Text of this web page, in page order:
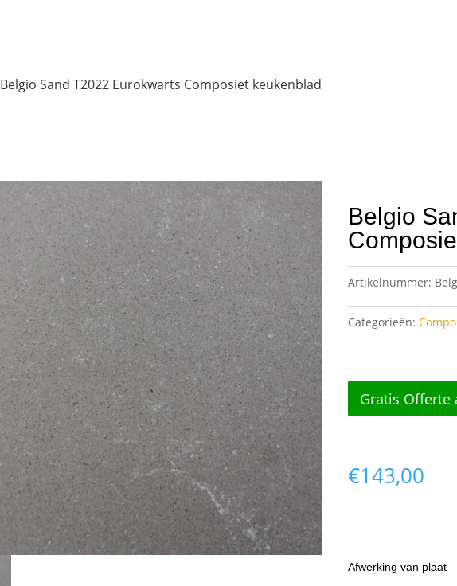
Belgio Sand T2022 Eurokwarts Composiet keukenblad
Belgio
Artikelnummer:
Categorieën:
Gratis Offerte
€143,00
Afwerking van plaat